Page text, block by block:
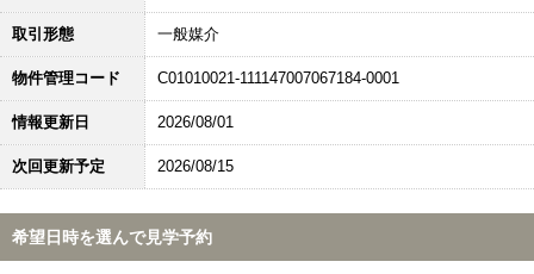
取引形態 一般媒介
物件管理コード C01010021-111147007067184-0001
情報更新日 2026/08/01
次回更新予定 2026/08/15
希望日時を選んで見学予約